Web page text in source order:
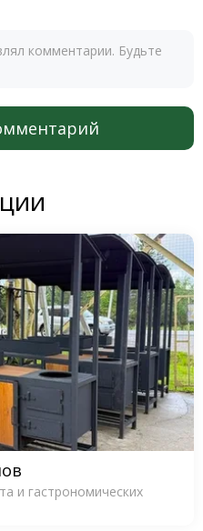
комментарии. Будьте
и гастрономических